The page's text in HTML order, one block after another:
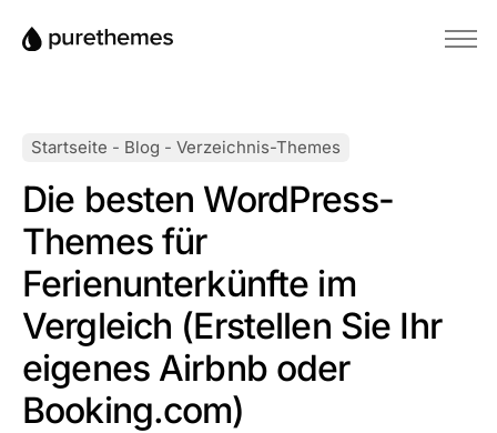
Blog
Wissensdatenbank
Startseite - Blog - Verzeichnis-Themes
Die besten WordPress-
Themes für
Ferienunterkünfte im
Vergleich (Erstellen Sie Ihr
eigenes Airbnb oder
Booking.com)